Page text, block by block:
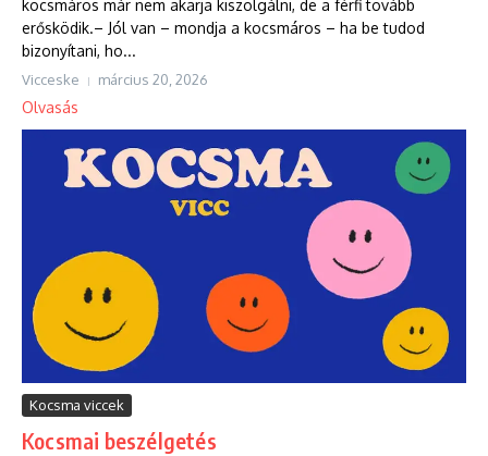
kocsmáros már nem akarja kiszolgálni, de a férfi tovább
erősködik.– Jól van – mondja a kocsmáros – ha be tudod
bizonyítani, ho...
Vicceske március 20, 2026
Olvasás
Kocsma viccek
Kocsmai beszélgetés